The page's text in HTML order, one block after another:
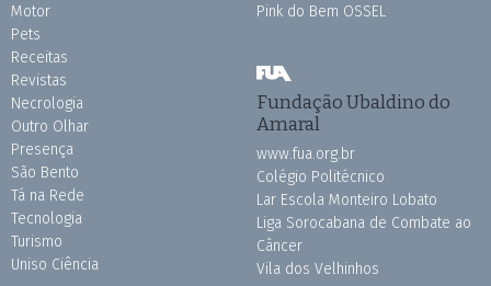
Motor
Pets
Receitas
Revistas
Necrologia
Outro Olhar
Presença
São Bento
Tá na Rede
Tecnologia
Turismo
Uniso Ciência
Pink do Bem OSSEL
Fundação Ubaldino do
Amaral
www.fua.org.br
Colégio Politécnico
Lar Escola Monteiro Lobato
Liga Sorocabana de Combate ao
Câncer
Vila dos Velhinhos